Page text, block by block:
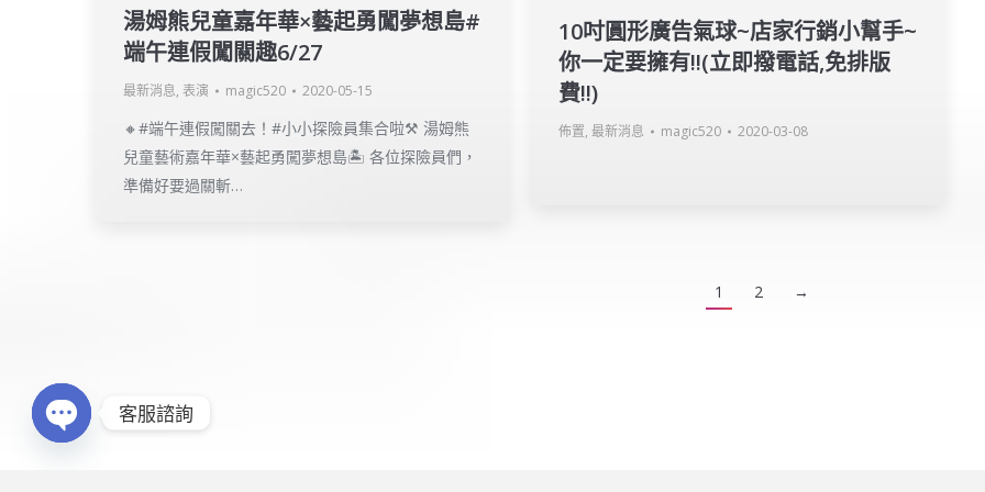
湯姆熊兒童嘉年華×藝起勇闖夢想島#
端午連假闖關趣6/27
最新消息, 表演 magic520 2020-05-15
🔸#端午連假闖關去！#小小探險員集合啦⚒ 湯姆熊
兒童藝術嘉年華×藝起勇闖夢想島🏝 各位探險員們，
準備好要過關斬…
10吋圓形廣告氣球~店家行銷小幫手~
你一定要擁有!!(立即撥電話,免排版
費!!)
佈置, 最新消息 magic520 2020-03-08
1 2 →
客服諮詢